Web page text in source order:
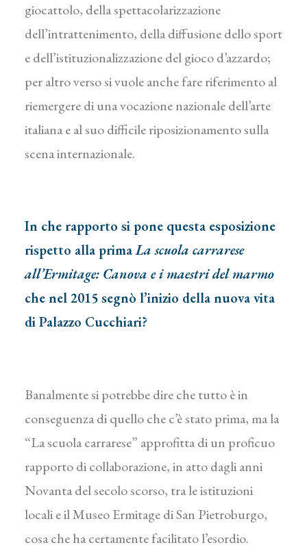
giocattolo, della spettacolarizzazione
dell’intrattenimento, della diffusione dello sport
e dell’istituzionalizzazione del gioco d’azzardo;
per altro verso si vuole anche fare riferimento al
riemergere di una vocazione nazionale dell’arte
italiana e al suo difficile riposizionamento sulla
scena internazionale.
In che rapporto si pone questa esposizione
rispetto alla primaLa scuola carrarese
all’Ermitage: Canova e i maestri del marmo
che nel 2015 segnò l’inizio della nuova vita
di Palazzo Cucchiari?
Banalmente si potrebbe dire che tutto è in
conseguenza di quello che c’è stato prima, ma la
“La scuola carrarese” approfitta di un proficuo
rapporto di collaborazione, in atto dagli anni
Novanta del secolo scorso, tra le istituzioni
locali e il Museo Ermitage di San Pietroburgo,
cosa che ha certamente facilitato l’esordio.